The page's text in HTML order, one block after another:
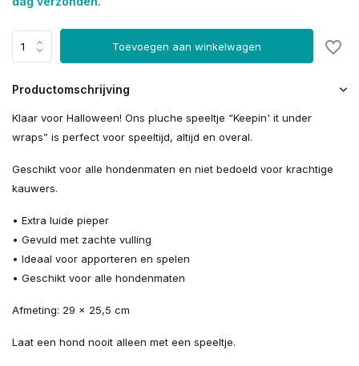
Toevoegen aan winkelwagen
Productomschrijving
Klaar voor Halloween! Ons pluche speeltje “Keepin' it under
wraps” is perfect voor speeltijd, altijd en overal.
Geschikt voor alle hondenmaten en niet bedoeld voor krachtige
kauwers.
• Extra luide pieper
• Gevuld met zachte vulling
• Ideaal voor apporteren en spelen
• Geschikt voor alle hondenmaten
Afmeting: 29 x 25,5 cm
Laat een hond nooit alleen met een speeltje.